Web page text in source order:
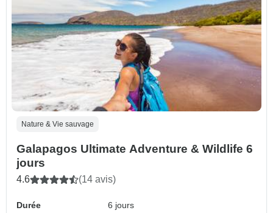
Nature & Vie sauvage
Galapagos Ultimate Adventure & Wildlife 6
jours
4.6 (14 avis)
Durée
6 jours